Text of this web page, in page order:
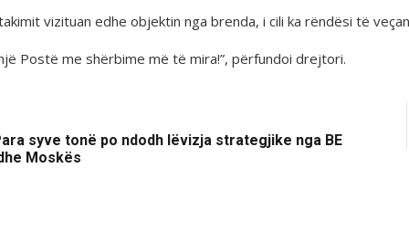
vizituan edhe objektin nga brenda, i cili ka rëndësi të
Postë me shërbime më të mira!”, përfundoi drejtori.
syve tonë po ndodh lëvizja strategjike nga BE
Moskës